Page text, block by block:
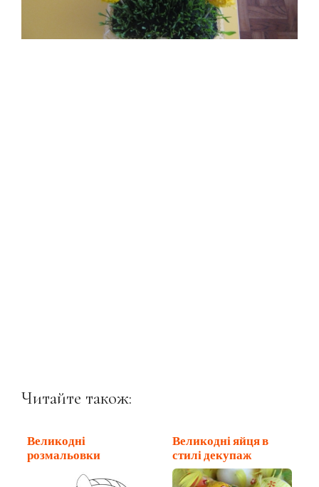
Читайте також:
Великодні
розмальовки
Великодні яйця в
стилі декупаж